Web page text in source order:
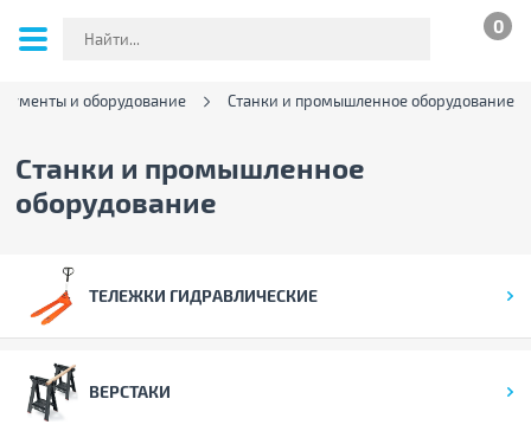
0
и оборудование Станки и промышленное оборудование
Станки и промышленное
оборудование
ТЕЛЕЖКИ ГИДРАВЛИЧЕСКИЕ
ВЕРСТАКИ